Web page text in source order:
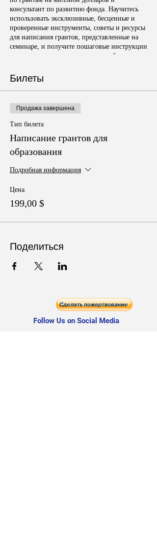
консультант по развитию фонда. Научитесь
использовать эксклюзивные, бесценные и
проверенные инструменты, советы и ресурсы
для написания грантов, представленные на
семинаре, и получите пошаговые инструкции
по созданию индивидуального шаблона для
написании жилищных грантов за пол-года.
время. Вы также получите 60-дневный
онлайн-доступ к шаблонам для написания
жилищных субсидий и ресурсам,
используемым в классе.
Билеты
Продажа завершена
Тип билета
Написание грантов для
образования
Подробная информация
Цена
199,00 $
Поделиться
Follow Us on Social Media